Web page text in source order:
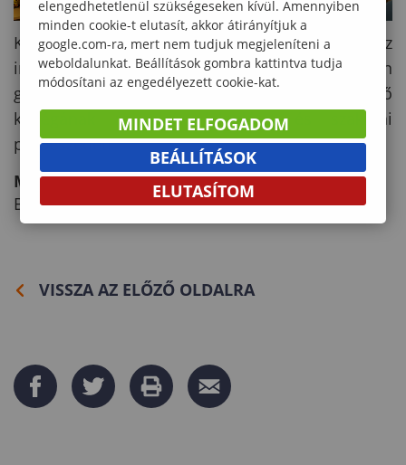
Köszönjük Takácsné Szabó Melindának az
inspiráló előadást és a gyakorlati ötletekben
gazdag workshopot, valamint minden résztvevő
kollégának az aktív jelenlétet és szakmai
párbeszédet!
Maximovics Veronika
BMK-Játékpedagógiai műhely vezetője
VISSZA AZ ELŐZŐ OLDALRA
elengedhetetlenül szükségeseken kívül. Amennyiben
minden cookie-t elutasít, akkor átirányítjuk a
google.com-ra, mert nem tudjuk megjeleníteni a
weboldalunkat. Beállítások gombra kattintva tudja
módosítani az engedélyezett cookie-kat.
MINDET ELFOGADOM
BEÁLLÍTÁSOK
ELUTASÍTOM